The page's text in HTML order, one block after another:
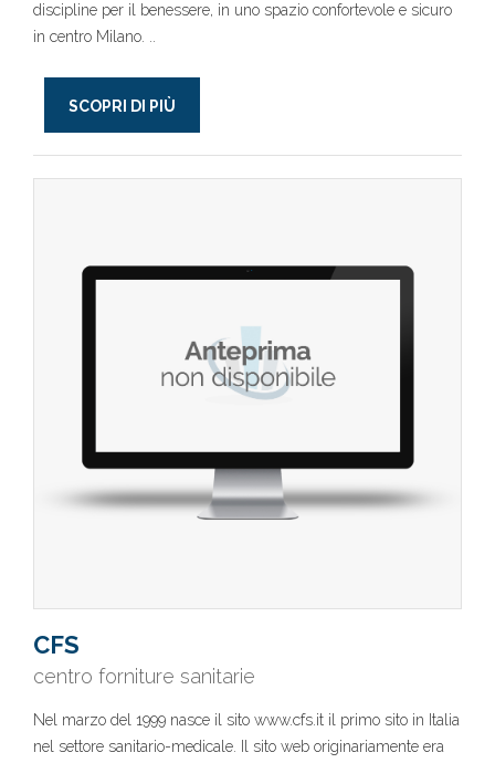
discipline per il benessere, in uno spazio confortevole e sicuro
in centro Milano. ..
SCOPRI DI PIÙ
CFS
centro forniture sanitarie
Nel marzo del 1999 nasce il sito www.cfs.it il primo sito in Italia
nel settore sanitario-medicale. Il sito web originariamente era